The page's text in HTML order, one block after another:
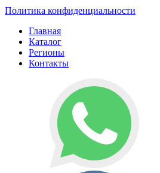
Политика конфиденциальности
Главная
Каталог
Регионы
Контакты